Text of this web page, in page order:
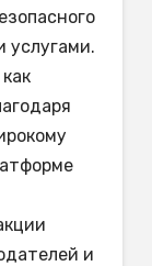
услугами.
и